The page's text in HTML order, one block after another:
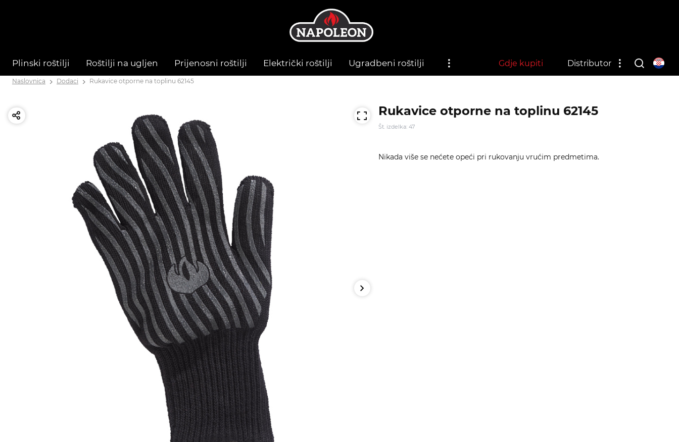
Plinski roštilji Roštilji na ugljen Prijenosni roštilji Električki roštilji Ugradbeni roštilji Gdje kupiti Distributor
Naslovnica Dodaci Rukavice otporne na toplinu 62145
Rukavice otporne na toplinu 62145
Št. izdelka: 47
Nikada više se nećete opeći pri rukovanju vrućim predmetima.